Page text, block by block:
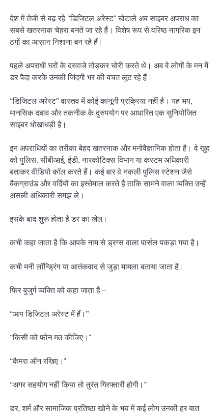
देश में तेजी से बढ़ रहे “डिजिटल अरेस्ट” घोटाले अब साइबर अपराध का
सबसे खतरनाक चेहरा बनते जा रहे हैं। विशेष रूप से वरिष्ठ नागरिक इन
ठगों का आसान निशाना बन रहे हैं।
पहले अपराधी घरों के दरवाजे तोड़कर चोरी करते थे। अब वे लोगों के मन में
डर पैदा करके उनकी जिंदगी भर की बचत लूट रहे हैं।
“डिजिटल अरेस्ट” वास्तव में कोई कानूनी प्रक्रिया नहीं है। यह भय,
मानसिक दबाव और तकनीक के दुरुपयोग पर आधारित एक सुनियोजित
साइबर धोखाधड़ी है।
इन अपराधियों का तरीका बेहद खतरनाक और मनोवैज्ञानिक होता है। वे खुद
को पुलिस, सीबीआई, ईडी, नारकोटिक्स विभाग या कस्टम अधिकारी
बताकर वीडियो कॉल करते हैं। कई बार वे नकली पुलिस स्टेशन जैसे
बैकग्राउंड और वर्दियों का इस्तेमाल करते हैं ताकि सामने वाला व्यक्ति उन्हें
असली अधिकारी समझ ले।
इसके बाद शुरू होता है डर का खेल।
कभी कहा जाता है कि आपके नाम से ड्रग्स वाला पार्सल पकड़ा गया है।
कभी मनी लॉन्ड्रिंग या आतंकवाद से जुड़ा मामला बताया जाता है।
फिर बुजुर्ग व्यक्ति को कहा जाता है –
“आप डिजिटल अरेस्ट में हैं।”
“किसी को फोन मत कीजिए।”
“कैमरा ऑन रखिए।”
“अगर सहयोग नहीं किया तो तुरंत गिरफ्तारी होगी।”
डर, शर्म और सामाजिक प्रतिष्ठा खोने के भय में कई लोग उनकी हर बात